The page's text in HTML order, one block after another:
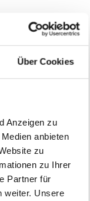
Über Cookies
Anzeigen zu
anbieten
zu
zu Ihrer
Partner für
weiter. Unsere